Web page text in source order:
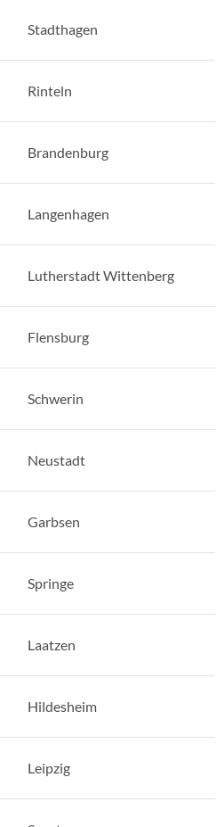
Stadthagen
Rinteln
Brandenburg
Langenhagen
Lutherstadt Wittenberg
Flensburg
Schwerin
Neustadt
Garbsen
Springe
Laatzen
Hildesheim
Leipzig